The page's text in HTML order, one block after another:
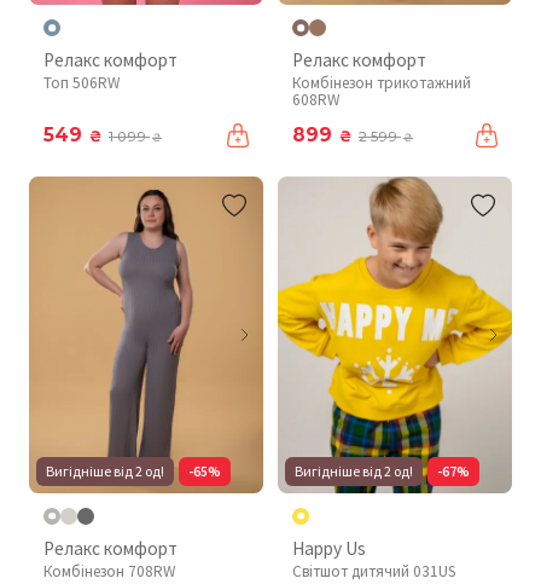
Релакс комфорт
Топ 506RW
549 ₴ 1 099₴
Релакс комфорт
Комбінезон трикотажний
608RW
899 ₴ 2 599₴
Вигідніше від 2 од! -65%
Релакс комфорт
Комбінезон 708RW
Вигідніше від 2 од! -67%
Happy Us
Світшот дитячий 031US